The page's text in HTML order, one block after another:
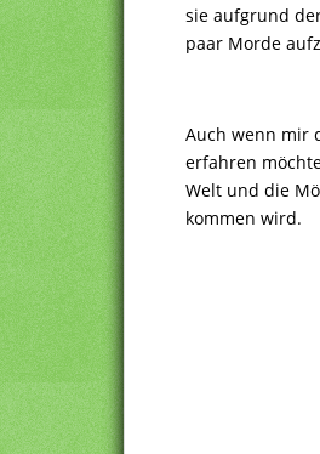
sie aufgrund
paar Morde
Auch wenn mir
erfahren
Welt und die
kommen wird.